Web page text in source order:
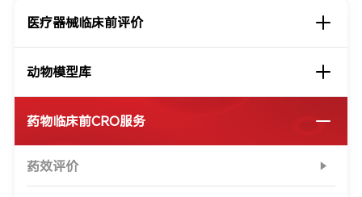
医疗器械临床前评价
动物模型库
药物临床前CRO服务
药效评价